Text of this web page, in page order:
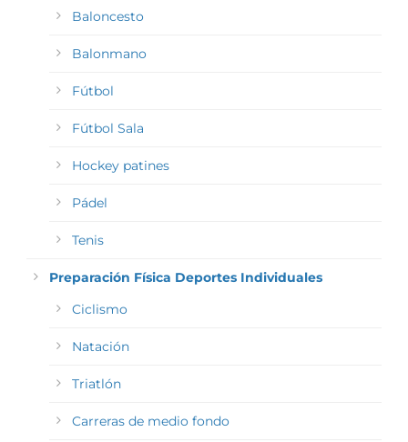
Baloncesto
Balonmano
Fútbol
Fútbol Sala
Hockey patines
Pádel
Tenis
Preparación Física Deportes Individuales
Ciclismo
Natación
Triatlón
Carreras de medio fondo